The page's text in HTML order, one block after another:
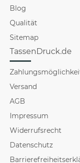
Blog
Qualität
Sitemap
TassenDruck.de
Versand
AGB
Impressum
Widerrufsrecht
Datenschutz